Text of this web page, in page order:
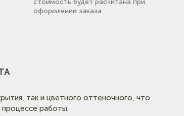
оформлении заказа
так и цветного оттеночного, что
процессе работы.